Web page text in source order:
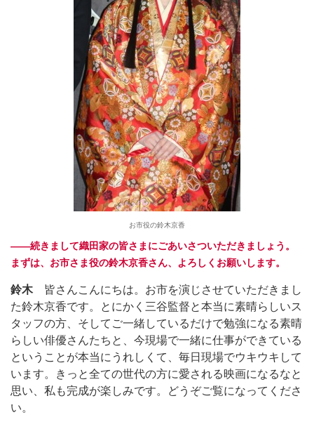
お市役の鈴木京香
――続きまして織田家の皆さまにごあいさついただきましょう。
まずは、お市さま役の鈴木京香さん、よろしくお願いします。
鈴木 皆さんこんにちは。お市を演じさせていただきまし
た鈴木京香です。とにかく三谷監督と本当に素晴らしいス
タッフの方、そしてご一緒しているだけで勉強になる素晴
らしい俳優さんたちと、今現場で一緒に仕事ができている
ということが本当にうれしくて、毎日現場でウキウキして
います。きっと全ての世代の方に愛される映画になるなと
思い、私も完成が楽しみです。どうぞご覧になってくださ
い。